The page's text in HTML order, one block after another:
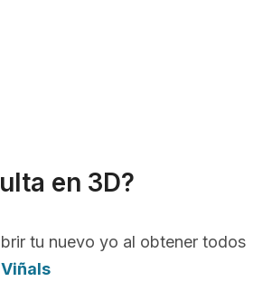
en 3D?
tu nuevo yo al obtener todos